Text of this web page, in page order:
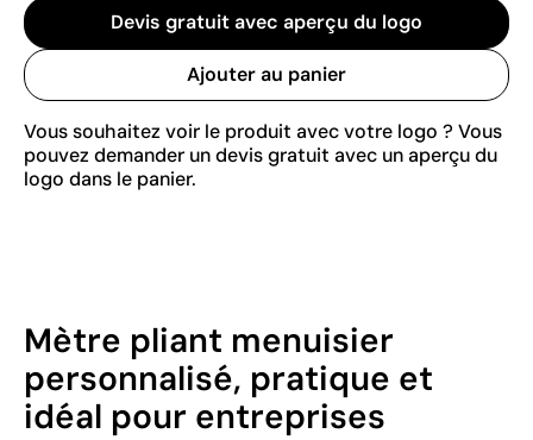
Devis gratuit avec aperçu du logo
Ajouter au panier
Vous souhaitez voir le produit avec votre logo ? Vous
pouvez demander un devis gratuit avec un aperçu du
logo dans le panier.
Mètre pliant menuisier
personnalisé, pratique et
idéal pour entreprises